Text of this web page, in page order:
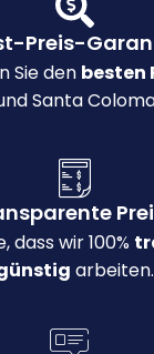
Preis-
Sie den besten
Santa
dass wir 100%
arbeiten.